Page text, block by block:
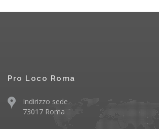
Pro Loco Roma
Indirizzo sede
73017 Roma